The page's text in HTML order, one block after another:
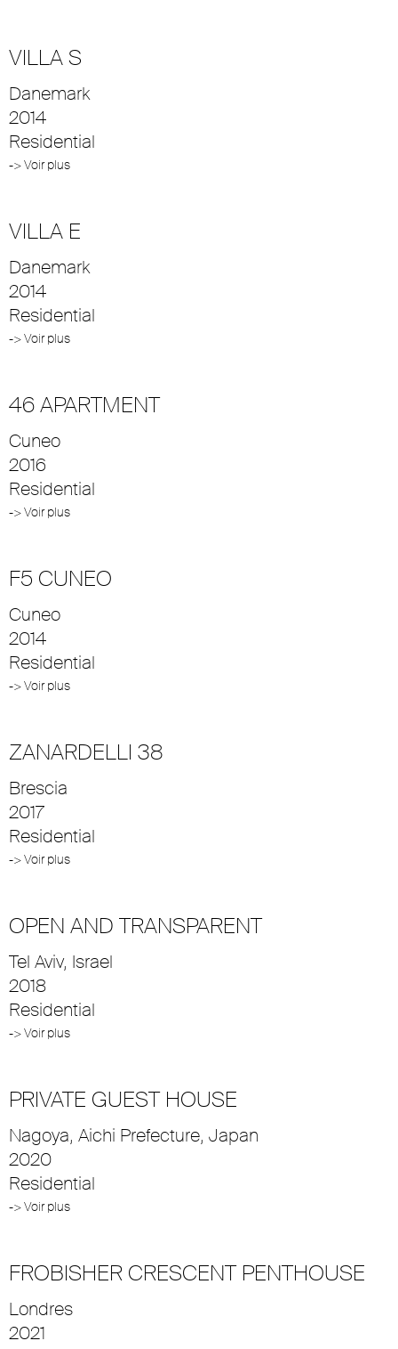
VILLA S
Danemark
2014
Residential
-> Voir plus
VILLA E
Danemark
2014
Residential
-> Voir plus
46 APARTMENT
Cuneo
2016
Residential
-> Voir plus
F5 CUNEO
Cuneo
2014
Residential
-> Voir plus
ZANARDELLI 38
Brescia
2017
Residential
-> Voir plus
OPEN AND TRANSPARENT
Tel Aviv, Israel
2018
Residential
-> Voir plus
PRIVATE GUEST HOUSE
Nagoya, Aichi Prefecture, Japan
2020
Residential
-> Voir plus
FROBISHER CRESCENT PENTHOUSE
Londres
2021